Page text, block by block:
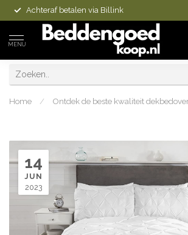
Achteraf betalen via Billink
MENU
Home / Ontdek de beste kwaliteit
14
JUN
2023